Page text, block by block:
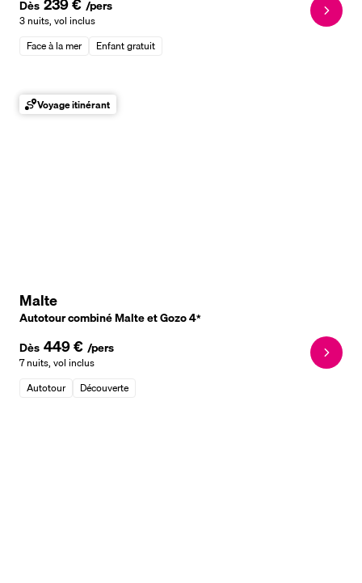
Dès /pers
3 nuits, vol inclus
Face à la mer
Enfant gratuit
Voyage itinérant
Malte
Autotour combiné Malte et Gozo4*
Dès 449 € /pers
7 nuits, vol inclus
Autotour
Découverte